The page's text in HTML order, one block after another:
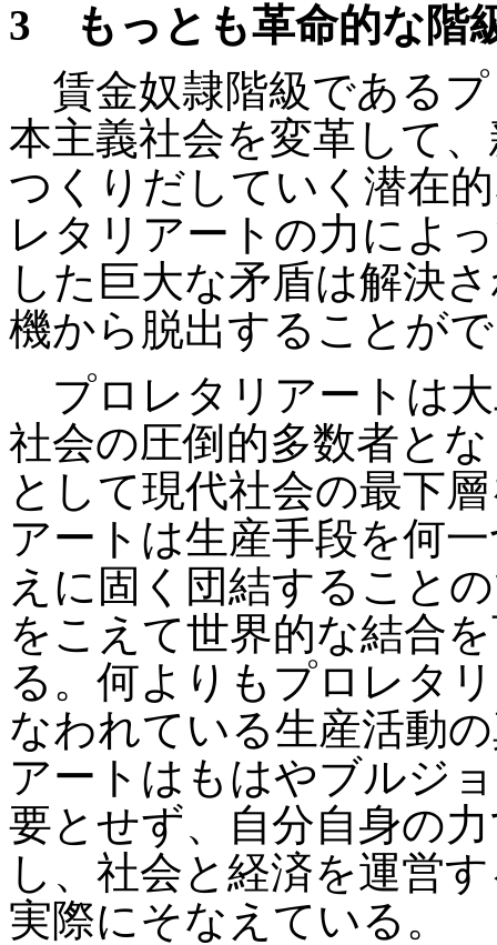
3 もっとも革命的な階
賃金奴隷階級である
本主義社会を変革して
つくりだしていく潜在
レタリアートの力によ
した巨大な矛盾は解決
機から脱出することが
プロレタリアートは
社会の圧倒的多数者と
として現代社会の最下
アートは生産手段を何
えに固く団結すること
をこえて世界的な結合
る。何よりもプロレタ
なわれている生産活動
アートはもはやブルジ
要とせず、自分自身の
し、社会と経済を運営
実際にそなえている。